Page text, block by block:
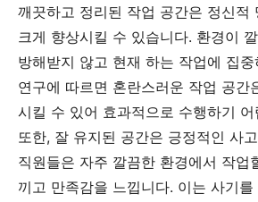
깨끗하고 정리된 작업 공간은 정신적
크게 향상시킬 수 있습니다. 환경이
방해받지 않고 현재 하는 작업에 집
연구에 따르면 혼란스러운 작업 공간
시킬 수 있어 효과적으로 수행하기
또한, 잘 유지된 공간은 긍정적인 사
직원들은 자주 깔끔한 환경에서 작업
끼고 만족감을 느낍니다. 이는 사기